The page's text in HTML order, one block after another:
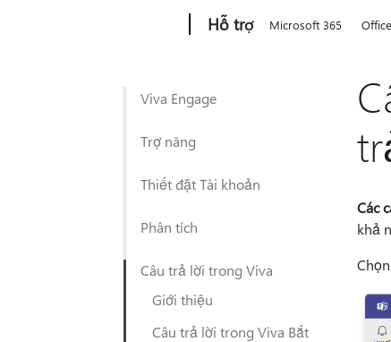
Hỗ trợ Microsoft 365 Office
Viva Engage
Trợ năng
Thiết đặt Tài khoản
Phân tích
Câu trả lời trong Viva
Giới thiệu
Câu trả lời trong Viva Bắt
Các
khả